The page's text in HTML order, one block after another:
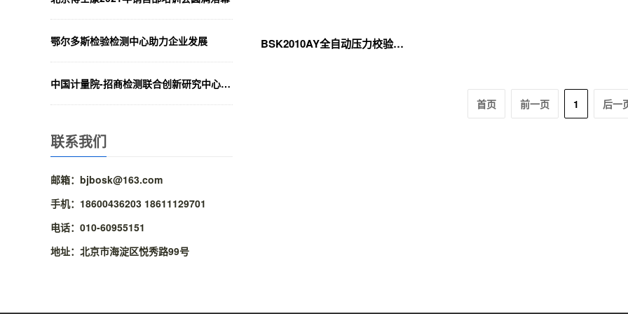
鄂尔多斯检验检测中心助力企业发展
中国计量院-招商检测联合创新研究中心揭牌
联系我们
邮箱：bjbosk@163.com
手机：18600436203 18611129701
电话：010-60955151
地址：北京市海淀区悦秀路99号
BSK2010AY全自动压力校验仪（液压模块型）
首页 前一页 1 后一